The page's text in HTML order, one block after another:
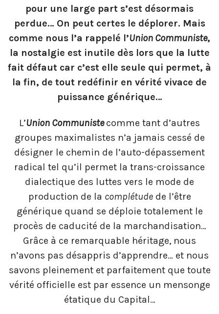
pour une large part s’est désormais
perdue… On peut certes le déplorer. Mais
comme nous l’a rappelé l’Union Communiste,
la nostalgie est inutile dès lors que la lutte
fait défaut car c’est elle seule qui permet, à
la fin, de tout redéfinir en vérité vivace de
puissance générique…
L’Union Communistecomme tant d’autres
groupes maximalistes n’a jamais cessé de
désigner le chemin de l’auto-dépassement
radical tel qu’il permet la trans-croissance
dialectique des luttes vers le mode de
production de la complétudede l’être
générique quand se déploie totalement le
procès de caducité de la marchandisation…
Grâce à ce remarquable héritage, nous
n’avons pas désappris d’apprendre… et nous
savons pleinement et parfaitement que toute
vérité officielle est par essence un mensonge
étatique du Capital…